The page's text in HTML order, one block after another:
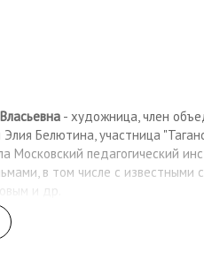
- художница, член
Белютина, участница
Московский педагогический
в том числе с известными
и др.